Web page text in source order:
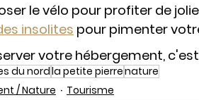
le vélo pour profiter de
insolites pour pimenter
votre hébergement,
du nordla petite pierrenature
/ Nature
Tourisme